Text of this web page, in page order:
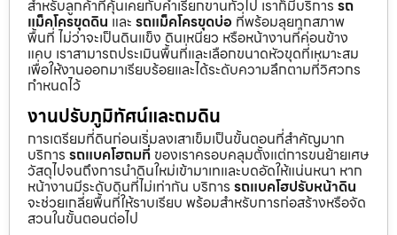
สำหรับลูกค้าที่คุ้นเคยกับคำเรียกขานทั่วไป เราก็มีบริการ รถ
แม็คโครขุดดิน และ รถแม็คโครขุดบ่อ ที่พร้อมลุยทุกสภาพ
พื้นที่ ไม่ว่าจะเป็นดินแข็ง ดินเหนียว หรือหน้างานที่ค่อนข้าง
แคบ เราสามารถประเมินพื้นที่และเลือกขนาดหัวขุดที่เหมาะสม
เพื่อให้งานออกมาเรียบร้อยและได้ระดับความลึกตามที่วิศวกร
กำหนดไว้
งานปรับภูมิทัศน์และถมดิน
การเตรียมที่ดินก่อนเริ่มลงเสาเข็มเป็นขั้นตอนที่สำคัญมาก
บริการ รถแบคโฮถมที่ ของเราครอบคลุมตั้งแต่การขนย้ายเศษ
วัสดุไปจนถึงการนำดินใหม่เข้ามาเทและบดอัดให้แน่นหนา หาก
หน้างานมีระดับดินที่ไม่เท่ากัน บริการ รถแบคโฮปรับหน้าดิน
จะช่วยเกลี่ยพื้นที่ให้ราบเรียบ พร้อมสำหรับการก่อสร้างหรือจัด
สวนในขั้นตอนต่อไป